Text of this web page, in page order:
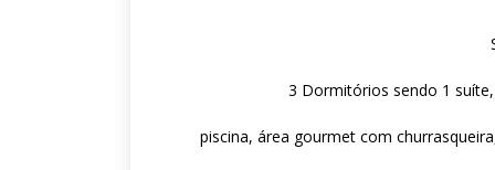
3 Dormitórios sendo 1
piscina, área gourmet com